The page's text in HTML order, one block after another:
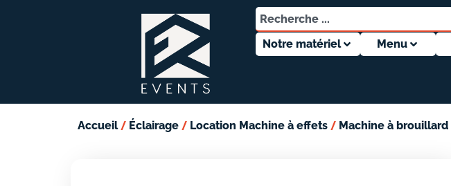
Notre matériel Menu
Accueil/ Éclairage / Location Machine à effets / Machine à brouillard